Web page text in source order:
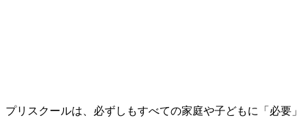
プリスクールは、必ずしもすべての家庭や子どもに「必要」